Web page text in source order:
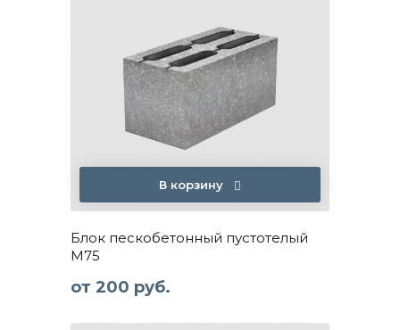
В корзину
Блок пескобетонный пустотелый
М75
от 200 руб.